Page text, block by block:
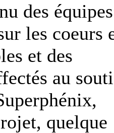
des équipes
les coeurs
et des
au
quelque